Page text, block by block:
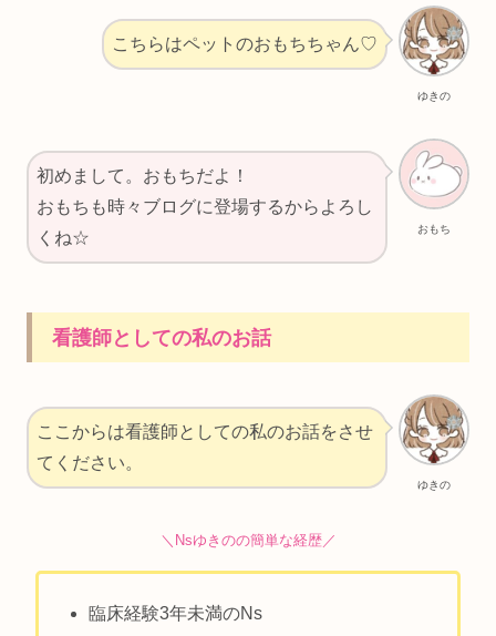
ゆきの
こちらはペットのおもちちゃん♡
おもち
初めまして。おもちだよ！
おもちも時々ブログに登場するからよろし
くね☆
看護師としての私のお話
ゆきの
ここからは看護師としての私のお話をさせ
てください。
＼Nsゆきのの簡単な経歴／
臨床経験3年未満のNs